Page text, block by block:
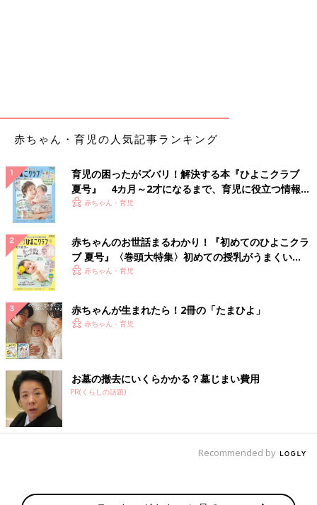
赤ちゃん・育児の人気記事ランキング
育児の困ったがズバリ！解決する本『ひよこクラブ
夏号』 4カ月～2才になるまで、育児に役立つ情報が
いっぱい！
赤ちゃん・育児
赤ちゃんのお世話まるわかり！『初めてのひよこクラ
ブ 夏号』〈巻頭大特集〉初めての授乳がうまくい
く！ おっぱい・ミルクの基本と夏のトラブル 解決テ
赤ちゃん・育児
赤ちゃんが生まれたら！2冊の「たまひよ」
赤ちゃん・育児
お墓の撤去にいくらかかる？墓じまい費用
PR(くらしの話題)
Recommended by